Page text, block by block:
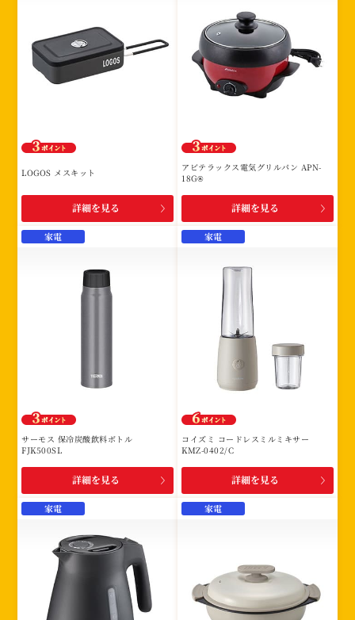
LOGOS メスキット
詳細を見る
アビテラックス電気グリルパン APN-
18G®
詳細を見る
家電
サーモス 保冷炭酸飲料ボトル
FJK500SL
詳細を見る
家電
コイズミ コードレスミルミキサー
KMZ-0402/C
詳細を見る
家電 家電